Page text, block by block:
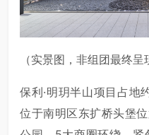
（实景图，非组团最终呈
保利·明玥半山项目占地
位于南明区东扩桥头堡